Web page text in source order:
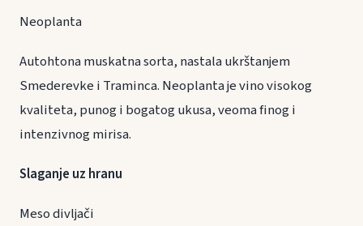
Neoplanta
Autohtona muskatna sorta, nastala ukrštanjem
Smederevke i Traminca. Neoplanta je vino visokog
kvaliteta, punog i bogatog ukusa, veoma finog i
intenzivnog mirisa.
Slaganje uz hranu
Meso divljači